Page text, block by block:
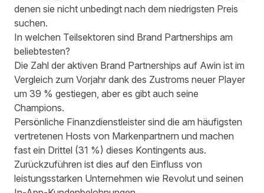
denen sie nicht unbedingt nach dem niedrigsten Preis
suchen.
In welchen Teilsektoren sind Brand Partnerships am
beliebtesten?
Die Zahl der aktiven Brand Partnerships auf Awin ist im
Vergleich zum Vorjahr dank des Zustroms neuer Player
um 39 % gestiegen, aber es gibt auch seine
Champions.
Persönliche Finanzdienstleister sind die am häufigsten
vertretenen Hosts von Markenpartnern und machen
fast ein Drittel (31 %) dieses Kontingents aus.
Zurückzuführen ist dies auf den Einfluss von
leistungsstarken Unternehmen wie Revolut und seinen